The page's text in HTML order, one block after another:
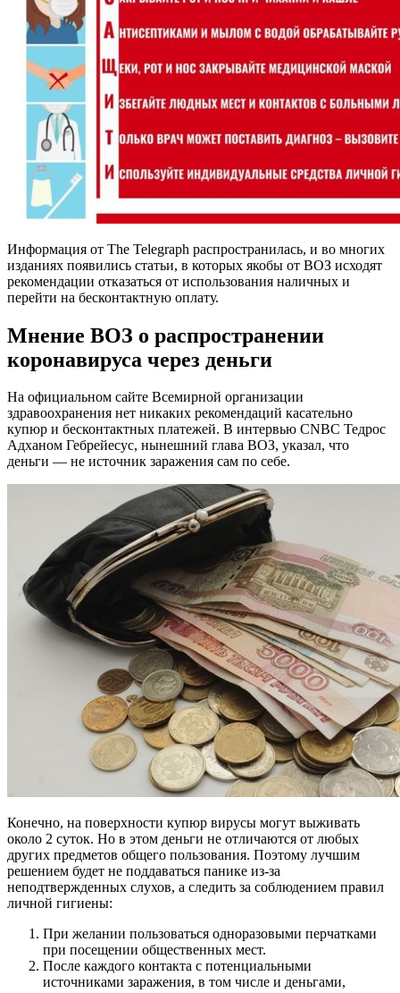
Информация от The Telegraph распространилась, и во многих
изданиях появились статьи, в которых якобы от ВОЗ исходят
рекомендации отказаться от использования наличных и
перейти на бесконтактную оплату.
Мнение ВОЗ о распространении
коронавируса через деньги
На официальном сайте Всемирной организации
здравоохранения нет никаких рекомендаций касательно
купюр и бесконтактных платежей. В интервью CNBC Тедрос
Адханом Гебрейесус, нынешний глава ВОЗ, указал, что
деньги — не источник заражения сам по себе.
Конечно, на поверхности купюр вирусы могут выживать
около 2 суток. Но в этом деньги не отличаются от любых
других предметов общего пользования. Поэтому лучшим
решением будет не поддаваться панике из-за
неподтвержденных слухов, а следить за соблюдением правил
личной гигиены:
При желании пользоваться одноразовыми перчатками
при посещении общественных мест.
После каждого контакта с потенциальными
источниками заражения, в том числе и деньгами,